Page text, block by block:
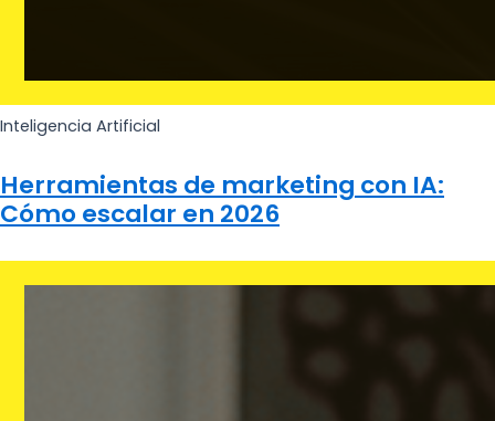
Inteligencia Artificial
Herramientas de marketing con IA:
Cómo escalar en 2026